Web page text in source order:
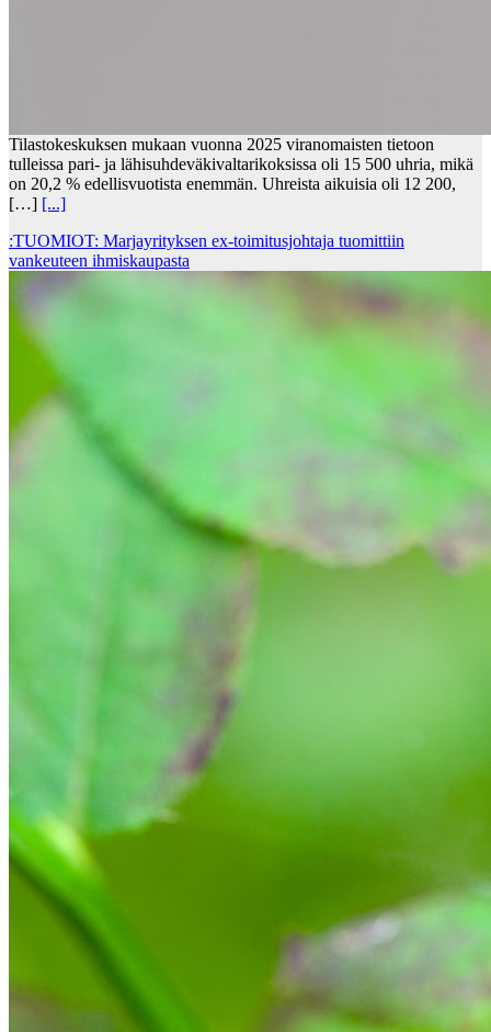
Tilastokeskuksen mukaan vuonna 2025 viranomaisten tietoon
tulleissa pari- ja lähisuhdeväkivaltarikoksissa oli 15 500 uhria, mikä
on 20,2 % edellisvuotista enemmän. Uhreista aikuisia oli 12 200,
[…] [...]
:TUOMIOT: Marjayrityksen ex-toimitusjohtaja tuomittiin
vankeuteen ihmiskaupasta